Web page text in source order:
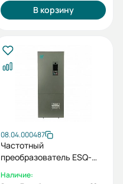
В корзину
08.04.000487
Частотный
преобразователь ESQ-
75/90кВт, 380В
Наличие: